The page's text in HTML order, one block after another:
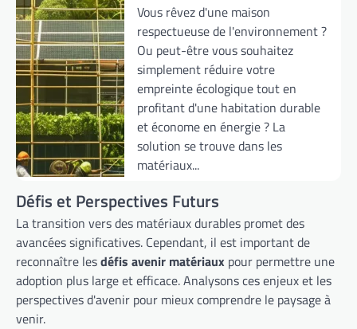
Vous rêvez d'une maison
respectueuse de l'environnement ?
Ou peut-être vous souhaitez
simplement réduire votre
empreinte écologique tout en
profitant d'une habitation durable
et économe en énergie ? La
solution se trouve dans les
matériaux...
Défis et Perspectives Futurs
La transition vers des matériaux durables promet des
avancées significatives. Cependant, il est important de
reconnaître lesdéfis avenir matériaux pour permettre une
adoption plus large et efficace. Analysons ces enjeux et les
perspectives d'avenir pour mieux comprendre le paysage à
venir.